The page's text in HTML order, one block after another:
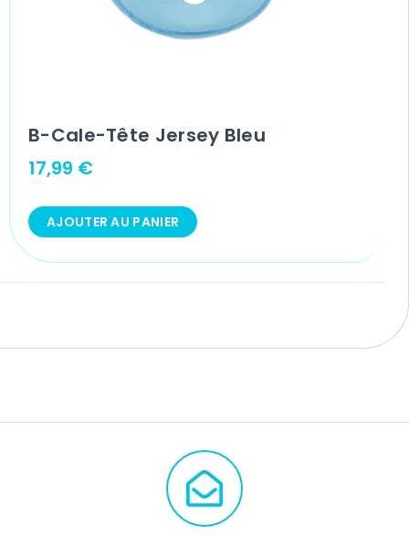
B-Cale-Tête Jersey Bleu
17,99 €
AJOUTER AU PANIER